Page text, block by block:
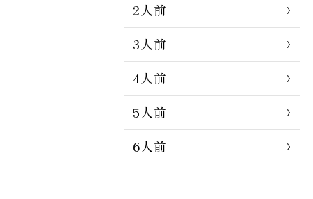
2人前
3人前
4人前
5人前
6人前